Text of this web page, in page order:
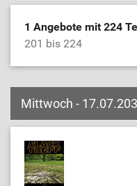
1 Angebote mit 224
201 bis 224
Mittwoch -